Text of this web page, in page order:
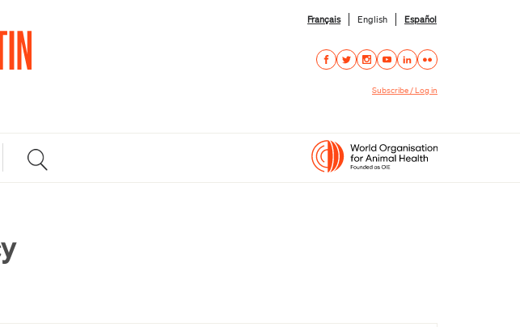
Français English Español
Subscribe / Log in